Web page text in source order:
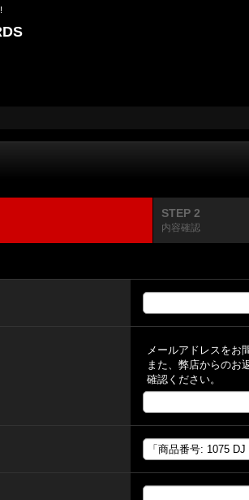
STEP 2
内容確認
メールアドレスをお
また、弊店からのお
確認ください。